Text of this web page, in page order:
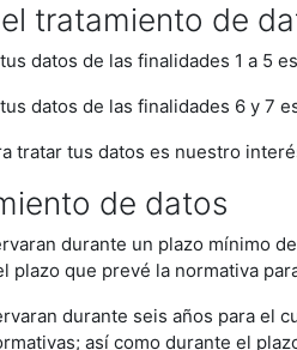
tratamiento de
datos de las finalidades 1 a 5
datos de las finalidades 6 y
tratar tus datos es nuestro
de datos
durante un plazo mínimo
plazo que prevé la normativa
durante seis años para
así como durante el